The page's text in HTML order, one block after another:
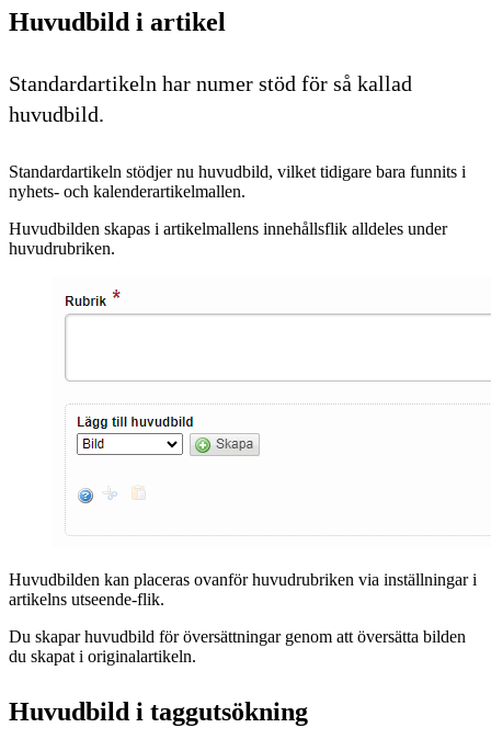
Huvudbild i artikel
Standardartikeln har numer stöd för så kallad
huvudbild.
Standardartikeln stödjer nu huvudbild, vilket tidigare bara funnits i
nyhets- och kalenderartikelmallen.
Huvudbilden skapas i artikelmallens innehållsflik alldeles under
huvudrubriken.
Huvudbilden kan placeras ovanför huvudrubriken via inställningar i
artikelns utseende-flik.
Du skapar huvudbild för översättningar genom att översätta bilden
du skapat i originalartikeln.
Huvudbild i taggutsökning